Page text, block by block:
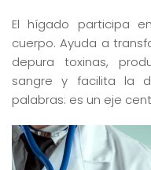
El hígado participa
cuerpo. Ayuda a
depura toxinas,
sangre y facilita la
palabras: es un eje